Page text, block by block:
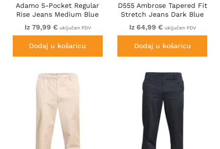
Adamo 5-Pocket Regular
Rise Jeans Medium Blue
Iz 79,99 € uključen PDV
Dodaj u košaricu
D555 Ambrose Tapered Fit
Stretch Jeans Dark Blue
Iz 64,99 € uključen PDV
Dodaj u košaricu